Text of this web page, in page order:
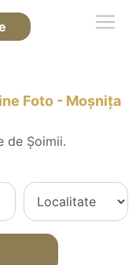
Foto - Moşniţa
de Șoimii.